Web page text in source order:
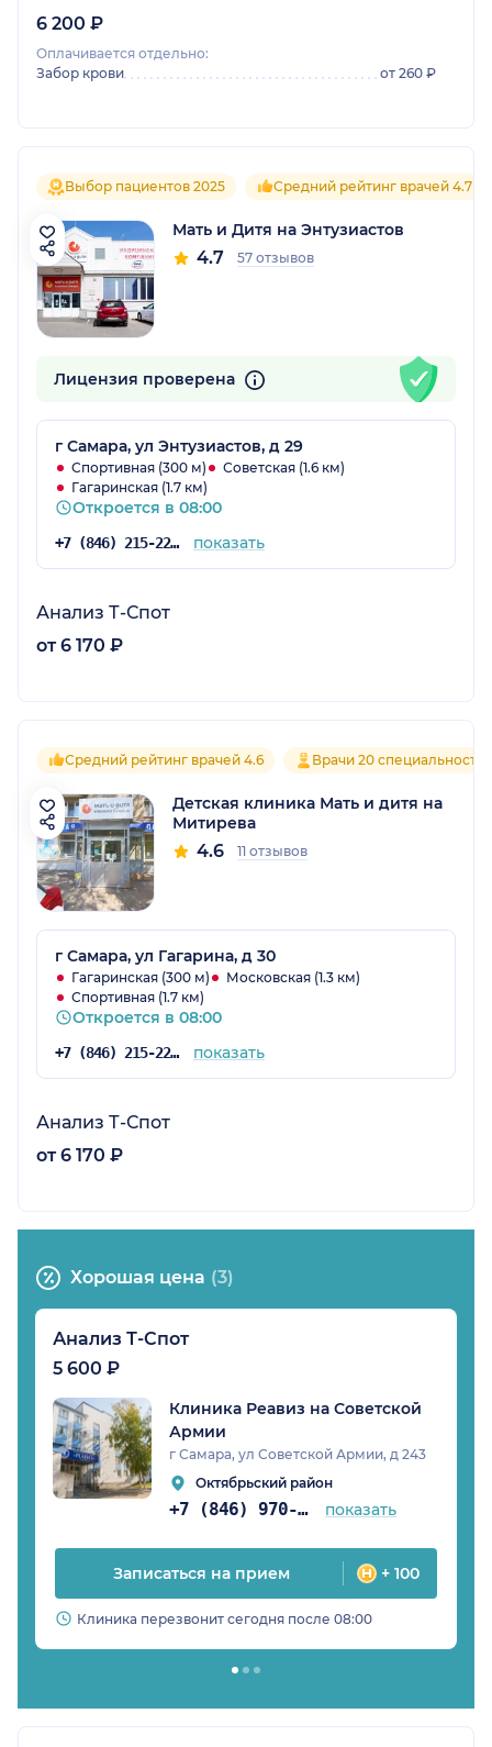
6 200 ₽
Оплачивается отдельно:
Забор крови
от 260 ₽
Выбор пациентов 2025 Средний рейтинг врачей 4.7
Мать и Дитя на Энтузиастов
4.7 57 отзывов
Лицензия проверена
г Самара, ул Энтузиастов, д 29
Спортивная (300 м)
Советская (1.6 км)
Гагаринская (1.7 км)
Откроется в 08:00
+7 (846) 215-22-03 показать
Анализ Т-Спот
от 6 170 ₽
Средний рейтинг врачей 4.6 Врачи 20
Детская клиника Мать и дитя на
Митирева
4.6 11 отзывов
г Самара, ул Гагарина, д 30
Гагаринская (300 м)
Московская (1.3 км)
Спортивная (1.7 км)
Откроется в 08:00
+7 (846) 215-22-03 показать
Анализ Т-Спот
от 6 170 ₽
Хорошая цена (3)
Анализ Т-Спот
5 600 ₽
Клиника Реавиз на Советской
Армии
г Самара, ул Советской Армии, д 243
Октябрьский район
+7 (846) 970-83-16 показать
Записаться на прием + 100
Клиника перезвонит сегодня после 08:00